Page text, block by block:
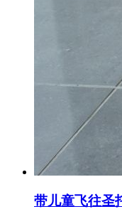
带儿童飞往圣